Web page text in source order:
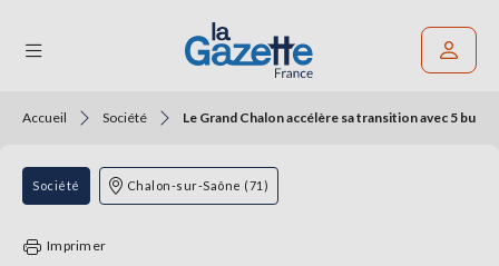
THÉMATIQUES
RÉGIONS
Accueil Société Le Grand Chalon accélère sa transition avec 5 bus
Société Chalon-sur-Saône (71)
Imprimer